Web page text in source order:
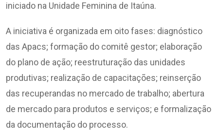
iniciado na Unidade Feminina de Itaúna.
A iniciativa é organizada em oito fases: diagnóstico
das Apacs; formação do comitê gestor; elaboração
do plano de ação; reestruturação das unidades
produtivas; realização de capacitações; reinserção
das recuperandas no mercado de trabalho; abertura
de mercado para produtos e serviços; e formalização
da documentação do processo.